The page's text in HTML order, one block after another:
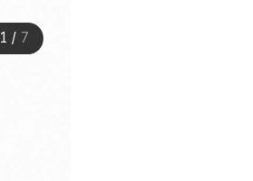
1 / 7